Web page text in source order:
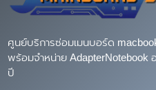
ศูนย์บริการซ่อมเมนบอร์ด
พร้อมจำหน่าย AdapterNotebook
ปี